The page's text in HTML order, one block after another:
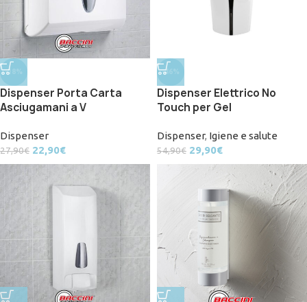
-18%
Dispenser Porta Carta
Asciugamani a V
Dispenser
27,90€ 22,90€
-46%
Dispenser Elettrico No
Touch per Gel
Dispenser, Igiene e salute
54,90€ 29,90€